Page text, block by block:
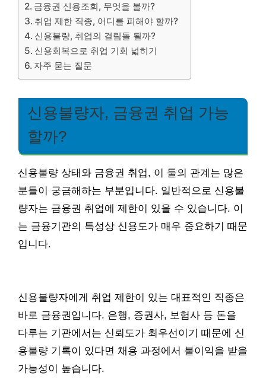
금융권 신용조회, 무엇을 볼까?
취업 제한 직종, 어디를 피해야 할까?
신용불량, 취업의 걸림돌 될까?
신용회복으로 취업 기회 넓히기
자주 묻는 질문
신용불량자, 금융권 취업 가능
할까?
신용불량 상태와 금융권 취업, 이 둘의 관계는 많은
분들이 궁금해하는 부분입니다. 일반적으로 신용불
량자는 금융권 취업에 제한이 있을 수 있습니다. 이
는 금융기관의 특성상 신용도가 매우 중요하기 때문
입니다.
신용불량자에게 취업 제한이 있는 대표적인 직종은
바로 금융권입니다. 은행, 증권사, 보험사 등 돈을
다루는 기관에서는 신뢰도가 최우선이기 때문에 신
용불량 기록이 있다면 채용 과정에서 불이익을 받을
가능성이 높습니다.